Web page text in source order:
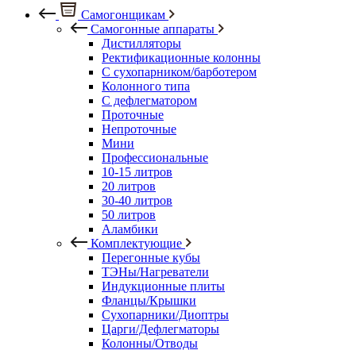
Самогонщикам
Самогонные аппараты
Дистилляторы
Ректификационные колонны
С сухопарником/барботером
Колонного типа
С дефлегматором
Проточные
Непроточные
Мини
Профессиональные
10-15 литров
20 литров
30-40 литров
50 литров
Аламбики
Комплектующие
Перегонные кубы
ТЭНы/Нагреватели
Индукционные плиты
Фланцы/Крышки
Сухопарники/Диоптры
Царги/Дефлегматоры
Колонны/Отводы